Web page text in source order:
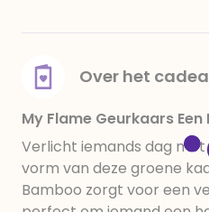
Over het
My Flame Geurkaars
Verlicht iemands dag met
vorm van deze groene
Bamboo zorgt voor een